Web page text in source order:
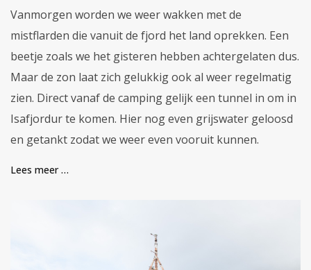
Vanmorgen worden we weer wakken met de
mistflarden die vanuit de fjord het land oprekken. Een
beetje zoals we het gisteren hebben achtergelaten dus.
Maar de zon laat zich gelukkig ook al weer regelmatig
zien. Direct vanaf de camping gelijk een tunnel in om in
Isafjordur te komen. Hier nog even grijswater geloosd
en getankt zodat we weer even vooruit kunnen.
Lees meer …